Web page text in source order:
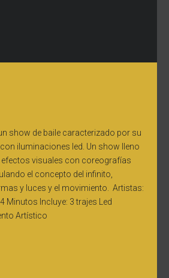
show de baile caracterizado por su
iluminaciones led. Un show lleno
efectos visuales con coreografías
el concepto del infinito,
y luces y el movimiento. Artistas:
Minutos Incluye: 3 trajes Led
Artístico